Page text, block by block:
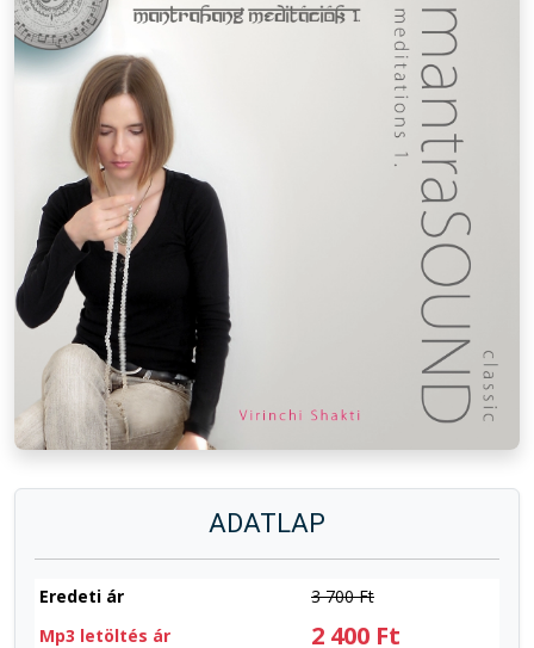
ADATLAP
Eredeti ár
3 700 Ft
Mp3 letöltés ár
2 400 Ft